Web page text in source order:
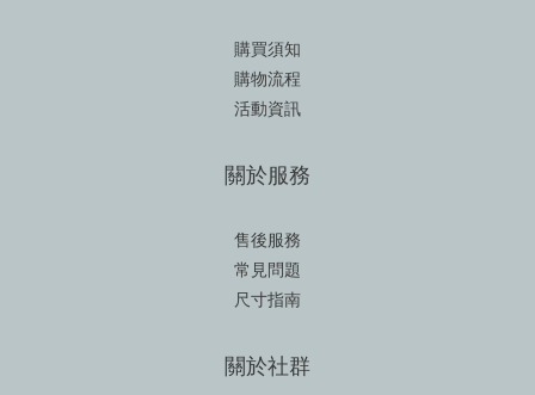
購買須知
購物流程
活動資訊
關於服務
售後服務
常見問題
尺寸指南
關於社群